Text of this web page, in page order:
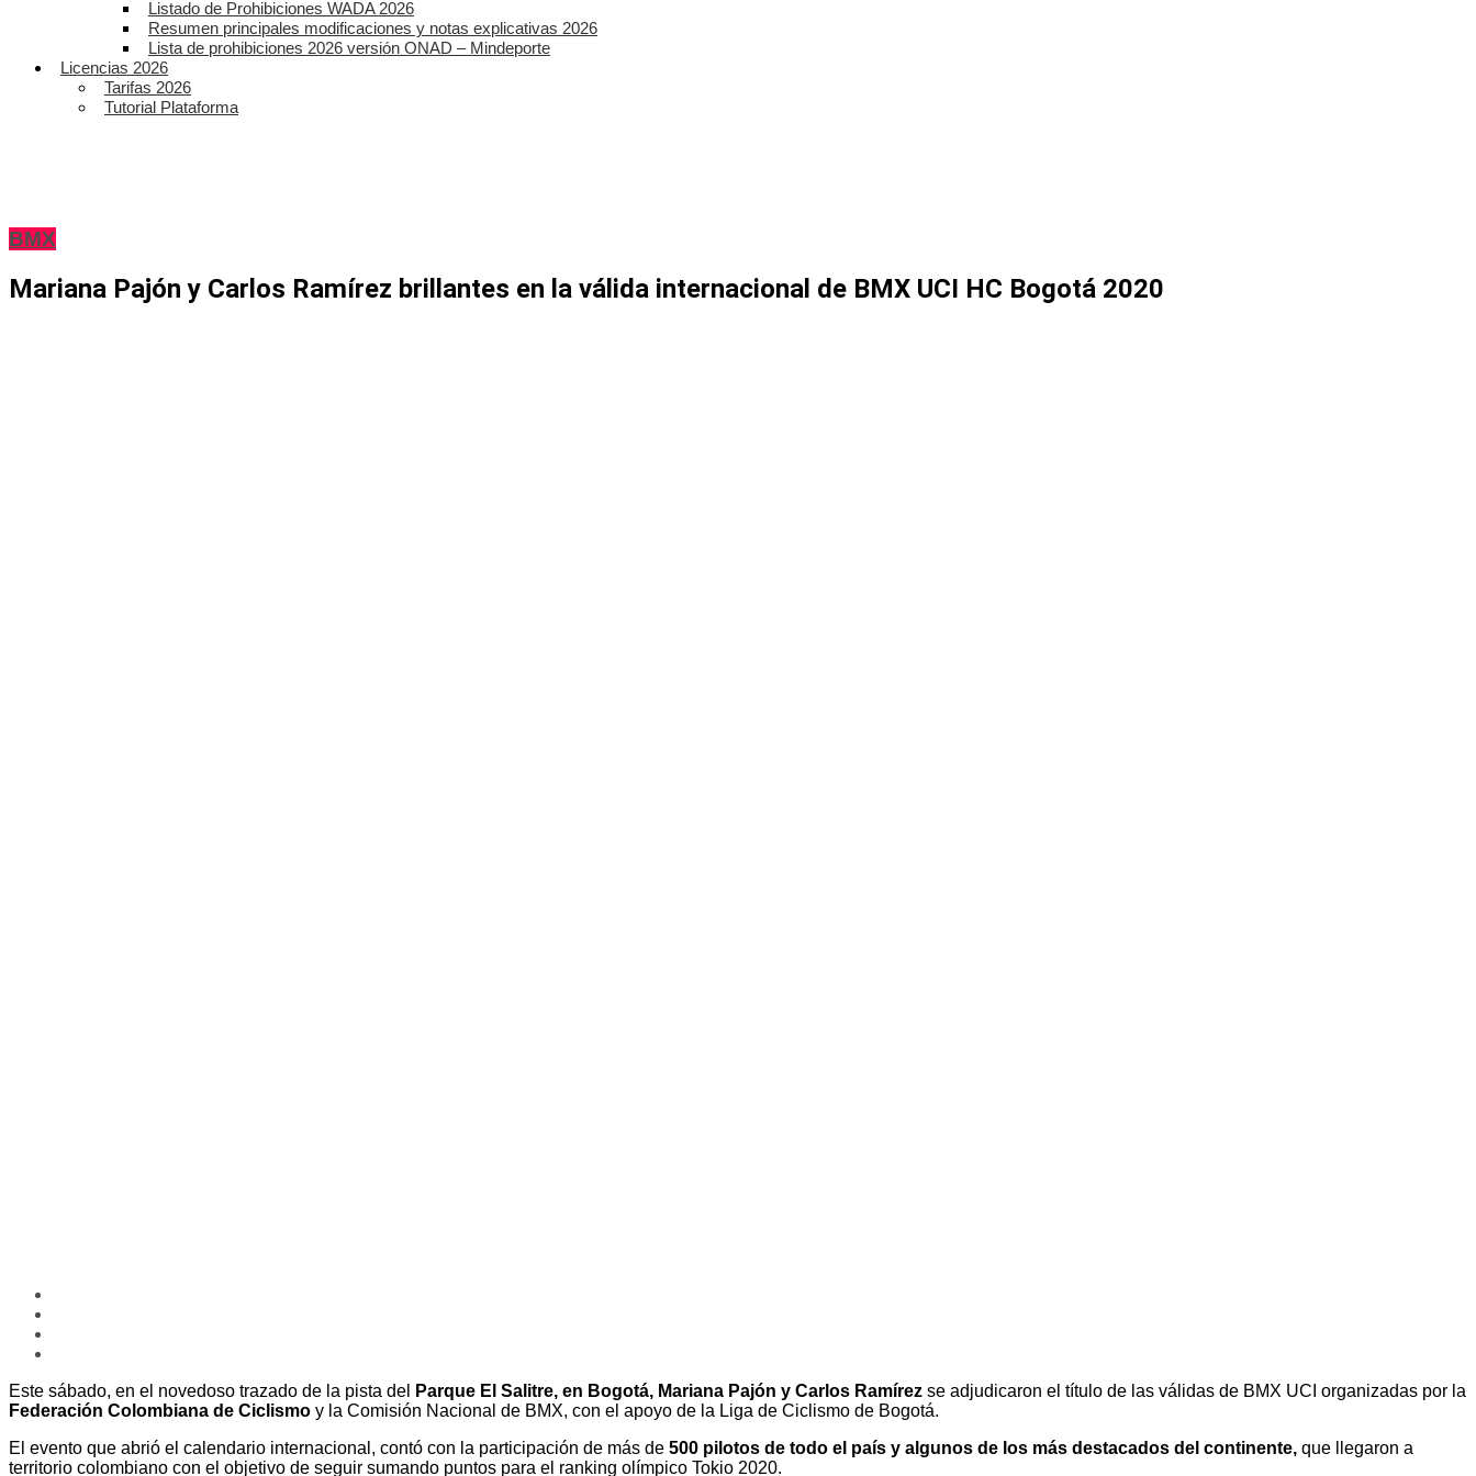
Listado de Prohibiciones WADA 2026
Resumen principales modificaciones y notas explicativas 2026
Lista de prohibiciones 2026 versión ONAD – Mindeporte
Licencias 2026
Tarifas 2026
Tutorial Plataforma
BMX
Mariana Pajón y Carlos Ramírez brillantes en la válida internacional de BMX UCI HC Bogotá 2020
Este sábado, en el novedoso trazado de la pista del Parque El Salitre, en Bogotá, Mariana Pajón y Carlos Ramírez se adjudicaron el título de las válidas de BMX UCI organizadas por la
Federación Colombiana de Ciclismo y la Comisión Nacional de BMX, con el apoyo de la Liga de Ciclismo de Bogotá.
El evento que abrió el calendario internacional, contó con la participación de más de 500 pilotos de todo el país y algunos de los más destacados del continente, que llegaron a
territorio colombiano con el objetivo de seguir sumando puntos para el ranking olímpico Tokio 2020.